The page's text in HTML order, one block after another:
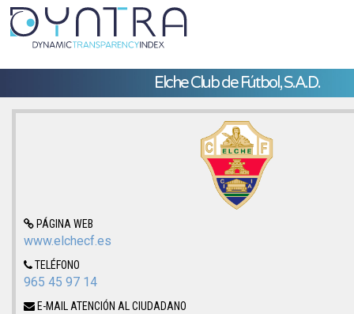
Elche Club de Fútbol, S.A.D.
PÁGINA WEB
www.elchecf.es
TELÉFONO
965 45 97 14
E-MAIL ATENCIÓN AL CIUDADANO